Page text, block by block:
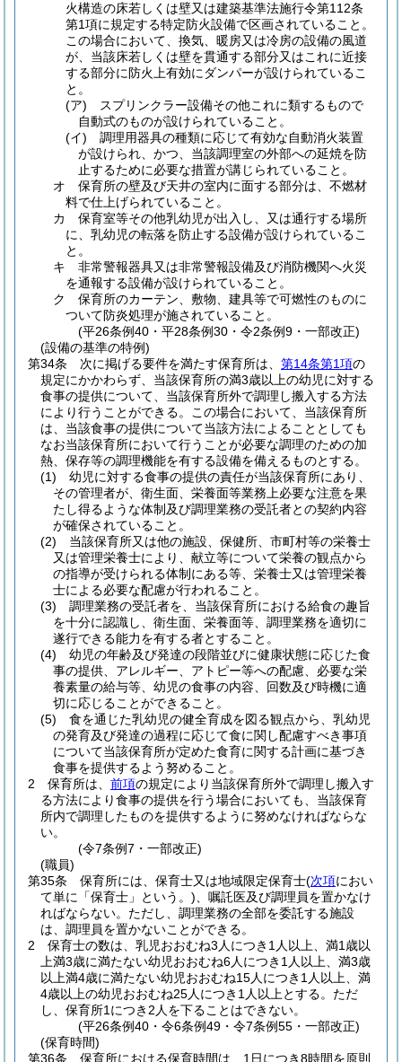
火構造の床若しくは壁又は建築基準法施行令第112条
第1項に規定する特定防火設備で区画されていること。
この場合において、換気、暖房又は冷房の設備の風道
が、当該床若しくは壁を貫通する部分又はこれに近接
する部分に防火上有効にダンパーが設けられているこ
と。
(ア)
スプリンクラー設備その他これに類するもので
自動式のものが設けられていること。
(イ)
調理用器具の種類に応じて有効な自動消火装置
が設けられ、かつ、当該調理室の外部への延焼を防
止するために必要な措置が講じられていること。
オ
保育所の壁及び天井の室内に面する部分は、不燃材
料で仕上げられていること。
カ
保育室等その他乳幼児が出入し、又は通行する場所
に、乳幼児の転落を防止する設備が設けられているこ
と。
キ
非常警報器具又は非常警報設備及び消防機関へ火災
を通報する設備が設けられていること。
ク
保育所のカーテン、敷物、建具等で可燃性のものに
ついて防炎処理が施されていること。
(平26条例40・平28条例30・令2条例9・一部改正)
(設備の基準の特例)
第34条
次に掲げる要件を満たす保育所は、 第14条第1項の
規定にかかわらず、当該保育所の満3歳以上の幼児に対する
食事の提供について、当該保育所外で調理し搬入する方法
により行うことができる。
この場合において、当該保育所
は、当該食事の提供について当該方法によることとしても
なお当該保育所において行うことが必要な調理のための加
熱、保存等の調理機能を有する設備を備えるものとする。
(1)
幼児に対する食事の提供の責任が当該保育所にあり、
その管理者が、衛生面、栄養面等業務上必要な注意を果
たし得るような体制及び調理業務の受託者との契約内容
が確保されていること。
(2)
当該保育所又は他の施設、保健所、市町村等の栄養士
又は管理栄養士により、献立等について栄養の観点から
の指導が受けられる体制にある等、栄養士又は管理栄養
士による必要な配慮が行われること。
(3)
調理業務の受託者を、当該保育所における給食の趣旨
を十分に認識し、衛生面、栄養面等、調理業務を適切に
遂行できる能力を有する者とすること。
(4)
幼児の年齢及び発達の段階並びに健康状態に応じた食
事の提供、アレルギー、アトピー等への配慮、必要な栄
養素量の給与等、幼児の食事の内容、回数及び時機に適
切に応じることができること。
(5)
食を通じた乳幼児の健全育成を図る観点から、乳幼児
の発育及び発達の過程に応じて食に関し配慮すべき事項
について当該保育所が定めた食育に関する計画に基づき
食事を提供するよう努めること。
2
保育所は、 前項の規定により当該保育所外で調理し搬入す
る方法により食事の提供を行う場合においても、当該保育
所内で調理したものを提供するように努めなければならな
い。
(令7条例7・一部改正)
(職員)
第35条
保育所には、保育士又は地域限定保育士(次項におい
て単に「保育士」という。) 、嘱託医及び調理員を置かなけ
ればならない。 ただし、調理業務の全部を委託する施設
は、調理員を置かないことができる。
2
保育士の数は、乳児おおむね3人につき1人以上、満1歳以
上満3歳に満たない幼児おおむね6人につき1人以上、満3歳
以上満4歳に満たない幼児おおむね15人につき1人以上、満
4歳以上の幼児おおむね25人につき1人以上とする。 ただ
し、保育所1につき2人を下ることはできない。
(平26条例40・令6条例49・令7条例55・一部改正)
(保育時間)
第36条
保育所における保育時間は、1日につき8時間を原則